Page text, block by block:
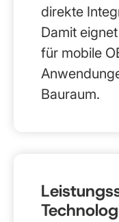
direkte
Damit
für mobile
Bauraum.